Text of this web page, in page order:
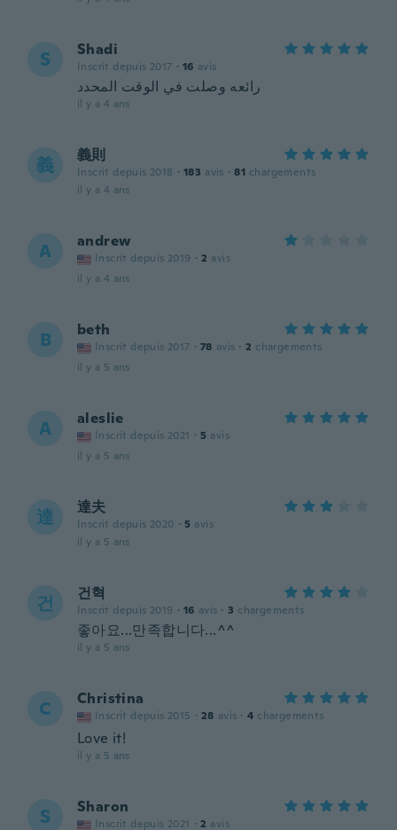
S Shadi
Inscrit depuis 2017 · 16 avis
رائعه وصلت في الوقت المحدد
il y a 4 ans
義 義則
Inscrit depuis 2018 · 183 avis · 81 chargements
il y a 4 ans
A andrew
Inscrit depuis 2019 · 2 avis
il y a 4 ans
B beth
Inscrit depuis 2017 · 78 avis · 2 chargements
il y a 5 ans
A aleslie
Inscrit depuis 2021 · 5 avis
il y a 5 ans
達 達夫
Inscrit depuis 2020 · 5 avis
il y a 5 ans
건 건혁
Inscrit depuis 2019 · 16 avis · 3 chargements
좋아요...만족합니다...^^
il y a 5 ans
C Christina
Inscrit depuis 2015 · 28 avis · 4 chargements
Love it!
il y a 5 ans
S Sharon
Inscrit depuis 2021 · 2 avis